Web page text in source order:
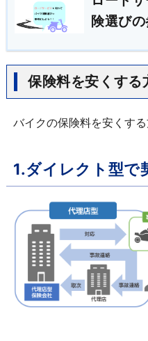
険選び
保険料を安くする
バイクの保険料を安くす
1.ダイレクト型で